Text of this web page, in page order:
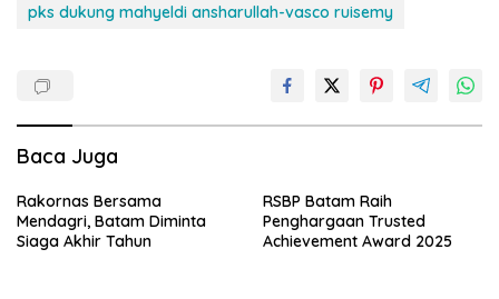
pks dukung mahyeldi ansharullah-vasco ruisemy
Baca Juga
Rakornas Bersama
Mendagri, Batam Diminta
Siaga Akhir Tahun
RSBP Batam Raih
Penghargaan Trusted
Achievement Award 2025